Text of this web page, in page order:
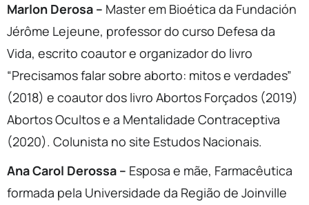
Marlon Derosa – Master em Bioética da Fundación
Jérôme Lejeune, professor do curso Defesa da
Vida, escrito coautor e organizador do livro
“Precisamos falar sobre aborto: mitos e verdades”
(2018) e coautor dos livro Abortos Forçados (2019)
Abortos Ocultos e a Mentalidade Contraceptiva
(2020). Colunista no site Estudos Nacionais.
Ana Carol Derossa – Esposa e mãe, Farmacêutica
formada pela Universidade da Região de Joinville